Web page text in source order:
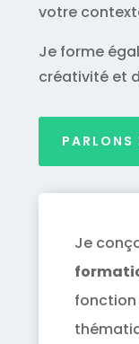
votre
Je forme
créativité et
PARLONS
Je
fonction